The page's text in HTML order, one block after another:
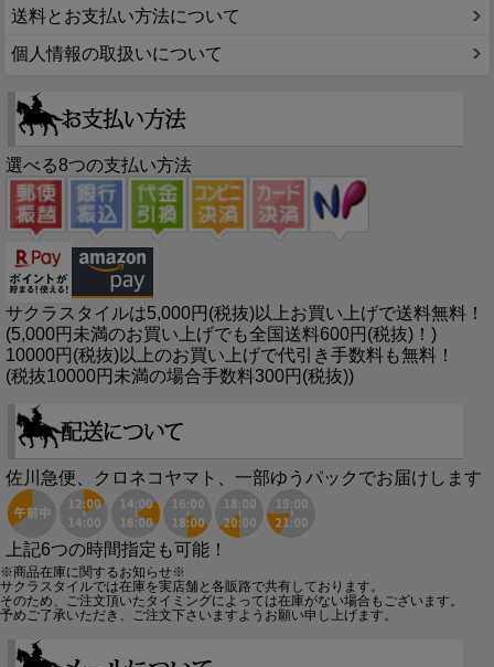
送料とお支払い方法について
個人情報の取扱いについて
選べる8つの支払い方法
サクラスタイルは5,000円(税抜)以上お買い上げで送料無料！
(5,000円未満のお買い上げでも全国送料600円(税抜)！)
10000円(税抜)以上のお買い上げで代引き手数料も無料！
(税抜10000円未満の場合手数料300円(税抜))
佐川急便、クロネコヤマト、一部ゆうパックでお届けします
上記6つの時間指定も可能！
※商品在庫に関するお知らせ※
サクラスタイルでは在庫を実店舗と各販路で共有しております。
そのため、ご注文頂いたタイミングによっては在庫がない場合もございます。
予めご了承いただき、ご注文下さいますようお願い申し上げます。